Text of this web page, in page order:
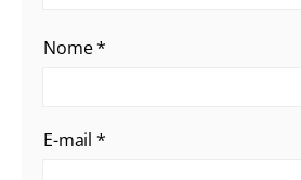
Nome*
E-mail *